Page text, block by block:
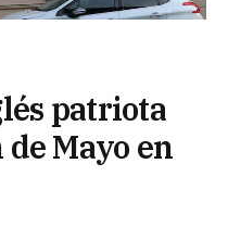
patriota
Mayo en